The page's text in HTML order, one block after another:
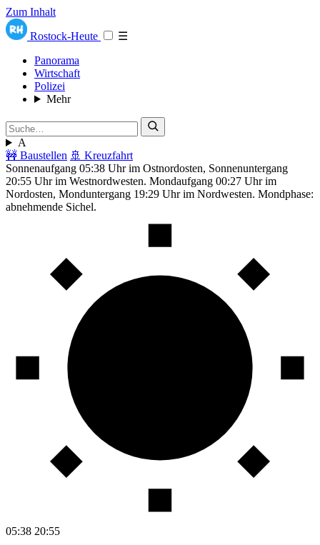
Zum Inhalt
Rostock-Heute
☰
Panorama
Wirtschaft
Polizei
Mehr
A
🚧 Baustellen 🚢 Kreuzfahrt
Sonnenaufgang 05:38 Uhr im Ostnordosten, Sonnenuntergang
20:55 Uhr im Westnordwesten. Mondaufgang 00:27 Uhr im
Nordosten, Monduntergang 19:29 Uhr im Nordwesten. Mondphase:
abnehmende Sichel.
05:38 20:55